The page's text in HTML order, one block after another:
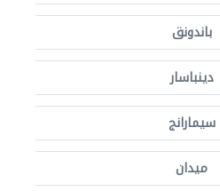
باندونق
دينباسار
سيمارانج
ميدان